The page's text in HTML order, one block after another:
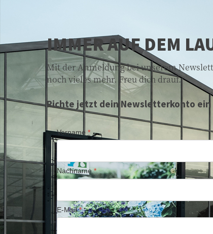
IMMER AUF DEM
Mit der Anmeldung bei unserem
noch vieles mehr. Freu dich drauf.
Richte jetzt dein Newsletterkonto ein
Vorname *
Nachname*
E-Mail*